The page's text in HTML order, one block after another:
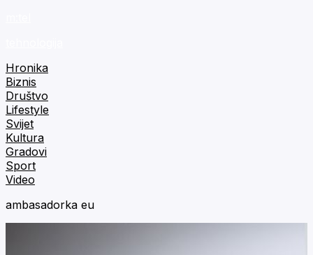
Hronika
Biznis
Društvo
Lifestyle
Svijet
Kultura
Gradovi
Sport
Video
ambasadorka eu